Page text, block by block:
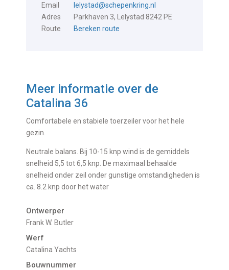
Email
lelystad@schepenkring.nl
Adres
Parkhaven 3, Lelystad 8242 PE
Route
Bereken route
Meer informatie over de
Catalina 36
Comfortabele en stabiele toerzeiler voor het hele
gezin.
Neutrale balans. Bij 10-15 knp wind is de gemiddels
snelheid 5,5 tot 6,5 knp. De maximaal behaalde
snelheid onder zeil onder gunstige omstandigheden is
ca. 8.2 knp door het water
Ontwerper
Frank W. Butler
Werf
Catalina Yachts
Bouwnummer